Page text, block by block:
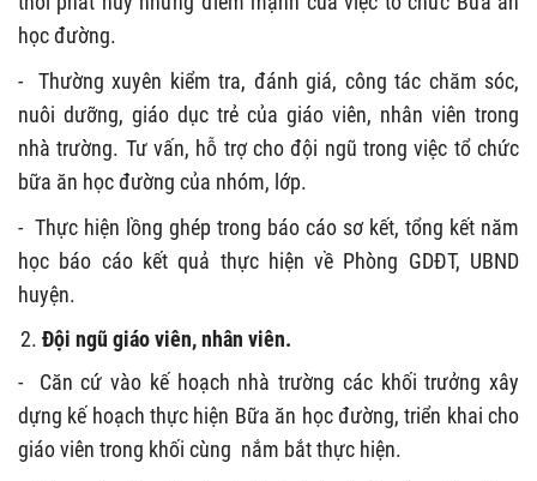
học đường.
-
Thường xuyên kiểm tra, đánh giá, công tác chăm sóc,
nuôi dưỡng, giáo dục trẻ của giáo viên, nhân viên trong
nhà trường. Tư vấn, hỗ trợ cho đội ngũ trong việc tổ chức
bữa ăn học đường của nhóm, lớp.
- Thực hiện lồng ghép trong báo cáo sơ kết, tổng kết năm
học báo cáo kết quả thực hiện về Phòng GDĐT, UBND
huyện.
Đội ngũ giáo viên, nhân viên.
- Căn cứ vào kế hoạch nhà trường các khối trưởng xây
dựng kế hoạch thực hiện Bữa ăn học đường, triển khai cho
giáo viên trong khối cùng nắm bắt thực hiện.